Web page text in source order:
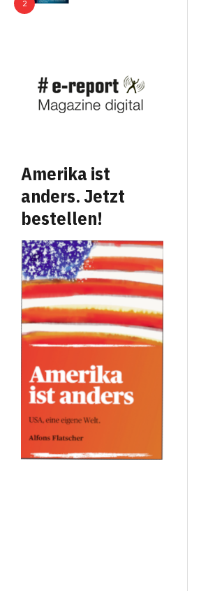
Amerika ist
anders. Jetzt
bestellen!